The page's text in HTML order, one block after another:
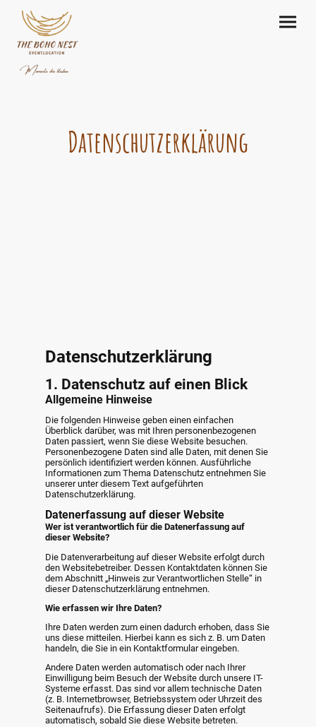
Datenschutzerklärung
Datenschutzerklärung
1. Datenschutz auf einen Blick
Allgemeine Hinweise
Die folgenden Hinweise geben einen einfachen
Überblick darüber, was mit Ihren personenbezogenen
Daten passiert, wenn Sie diese Website besuchen.
Personenbezogene Daten sind alle Daten, mit denen Sie
persönlich identifiziert werden können. Ausführliche
Informationen zum Thema Datenschutz entnehmen Sie
unserer unter diesem Text aufgeführten
Datenschutzerklärung.
Datenerfassung auf dieser Website
Wer ist verantwortlich für die Datenerfassung auf
dieser Website?
Die Datenverarbeitung auf dieser Website erfolgt durch
den Websitebetreiber. Dessen Kontaktdaten können Sie
dem Abschnitt „Hinweis zur Verantwortlichen Stelle“ in
dieser Datenschutzerklärung entnehmen.
Wie erfassen wir Ihre Daten?
Ihre Daten werden zum einen dadurch erhoben, dass Sie
uns diese mitteilen. Hierbei kann es sich z. B. um Daten
handeln, die Sie in ein Kontaktformular eingeben.
Andere Daten werden automatisch oder nach Ihrer
Einwilligung beim Besuch der Website durch unsere IT-
Systeme erfasst. Das sind vor allem technische Daten
(z. B. Internetbrowser, Betriebssystem oder Uhrzeit des
Seitenaufrufs). Die Erfassung dieser Daten erfolgt
automatisch, sobald Sie diese Website betreten.